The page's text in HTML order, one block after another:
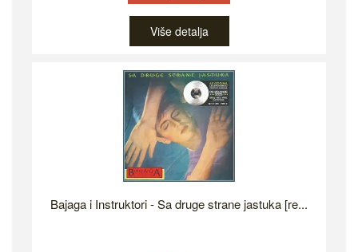
Više detalja
Bajaga i Instruktori - Sa druge strane jastuka [re...